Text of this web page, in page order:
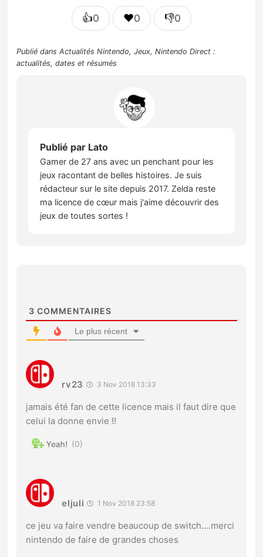
👍0 ❤️0 👎0
Publié dansActualités Nintendo,Jeux,Nintendo Direct :
actualités, dates et résumés
Publié par Lato
Gamer de 27 ans avec un penchant pour les
jeux racontant de belles histoires. Je suis
rédacteur sur le site depuis 2017. Zelda reste
ma licence de cœur mais j'aime découvrir des
jeux de toutes sortes !
3 COMMENTAIRES
Le plus récent
rv23 3 Nov 2018 13:33
jamais été fan de cette licence mais il faut dire que
celui la donne envie !!
0
eljuli 1 Nov 2018 23:58
ce jeu va faire vendre beaucoup de switch….merci
nintendo de faire de grandes choses